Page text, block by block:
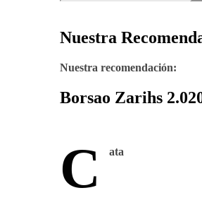
Nuestra
Nuestra recomendación:
Borsao Zarihs
C ata